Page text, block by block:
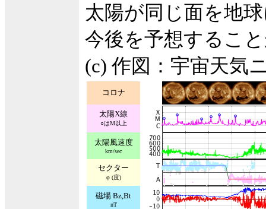
太陽が同じ面を地
今後を予想するこ
(c) 作図：宇宙天気
コロナ
太陽X線
○はM以上
太陽風速度
km/sec
セクター
φ (度)
磁場 Bz,Bt
nT